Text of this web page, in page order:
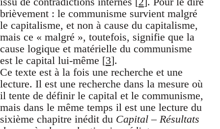
brièvement : le communisme survient malgré
le capitalisme, et non à cause du capitalisme,
mais ce « malgré », toutefois, signifie que la
cause logique et matérielle du communisme
est le capital lui-même [3].
Ce texte est à la fois une recherche et une
lecture. Il est une recherche dans la mesure où
il tente de définir le capital et le communisme,
mais dans le même temps il est une lecture du
sixième chapitre inédit du Capital – Résultats